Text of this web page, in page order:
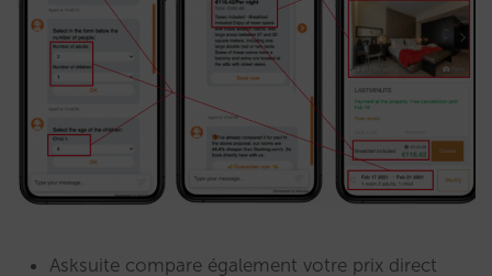
Asksuite compare également votre prix direct